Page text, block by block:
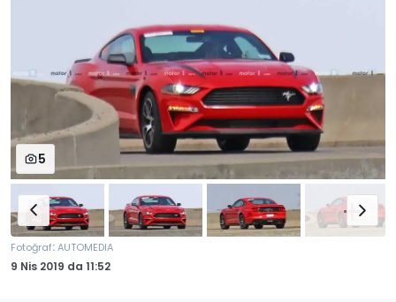
5
Fotoğraf:AUTOMEDIA
9 Nis 2019 da 11:52